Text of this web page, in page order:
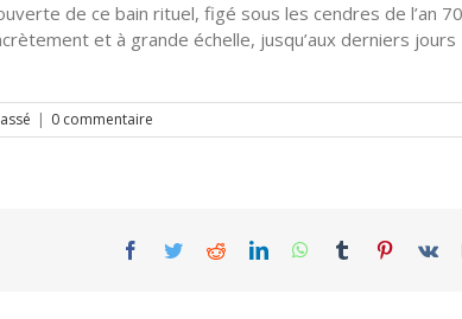
de ce bain rituel, figé sous les cendres de l’an
et à grande échelle, jusqu’aux derniers jours
| 0 commentaire
Facebook
TwitterRedditLinkedInWhatsApp
Tumblr Pinterest
Vk